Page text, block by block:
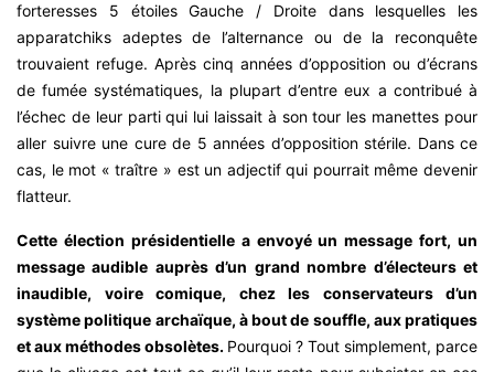
forteresses 5 étoiles Gauche / Droite dans lesquelles les
apparatchiks adeptes de l’alternance ou de la reconquête
trouvaient refuge. Après cinq années d’opposition ou d’écrans
de fumée systématiques, la plupart d’entre eux a contribué à
l’échec de leur parti qui lui laissait à son tour les manettes pour
aller suivre une cure de 5 années d’opposition stérile. Dans ce
cas, le mot « traître » est un adjectif qui pourrait même devenir
flatteur.
Cette élection présidentielle a envoyé un message fort, un
message audible auprès d’un grand nombre d’électeurs et
inaudible, voire comique, chez les conservateurs d’un
système politique archaïque, à bout de souffle, aux pratiques
et aux méthodes obsolètes. Pourquoi ? Tout simplement, parce